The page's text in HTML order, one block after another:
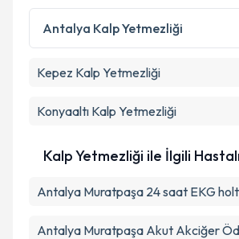
Kişisel verilerimin işlenmesine
Metni'ni okudum ve kişisel
Takvim Talebini
Antalya Kalp Yetmezliği
Kepez Kalp Yetmezliği
Konyaaltı Kalp Yetmezliği
Kalp Yetmezliği ile İlgili
Antalya Muratpaşa 24 saat EKG
Antalya Muratpaşa Akut Akciğer